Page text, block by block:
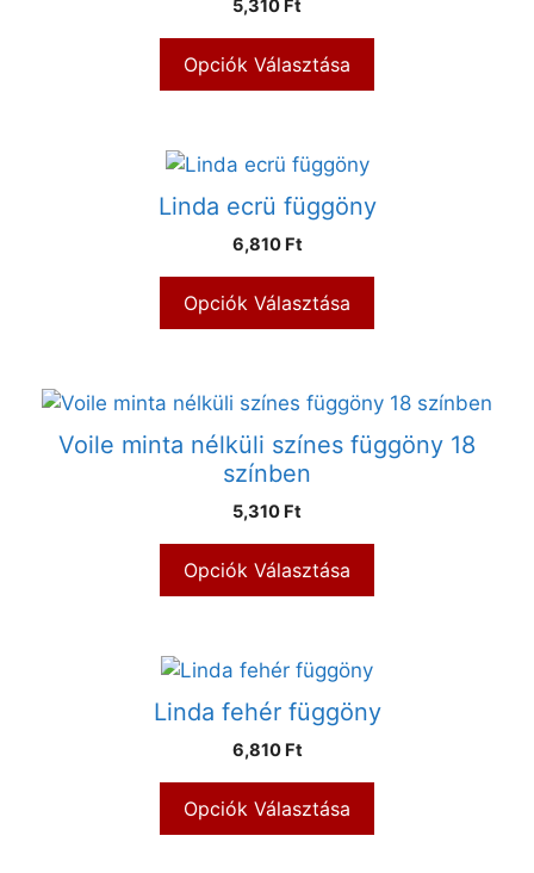
5,310 Ft
Opciók Választása
Linda ecrü függöny
6,810 Ft
Opciók Választása
Voile minta nélküli színes függöny 18
színben
5,310 Ft
Opciók Választása
Linda fehér függöny
6,810 Ft
Opciók Választása